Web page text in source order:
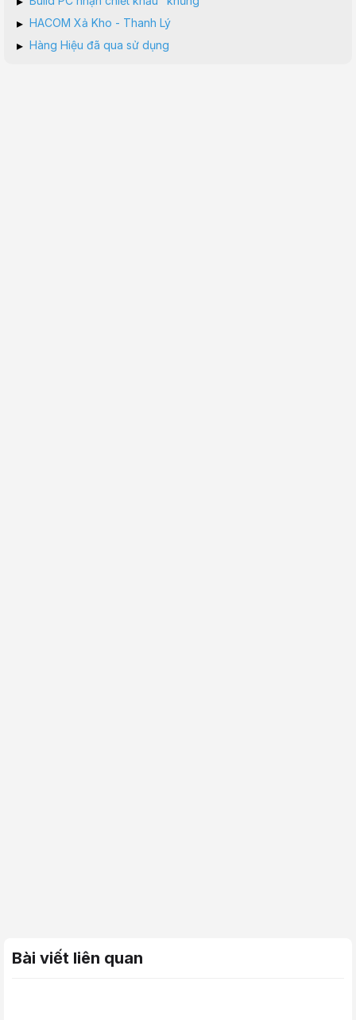
▸ HACOM Xả Kho - Thanh Lý
▸ Hàng Hiệu đã qua sử dụng
Bài viết liên quan